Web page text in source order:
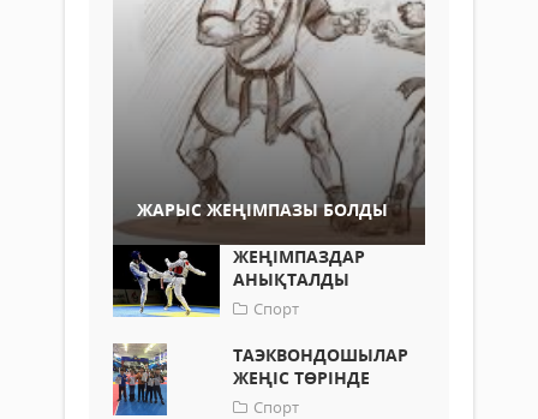
ЖАРЫС ЖЕҢІМПАЗЫ БОЛДЫ
ЖЕҢІМПАЗДАР
АНЫҚТАЛДЫ
Спорт
ТАЭКВОНДОШЫЛАР
ЖЕҢІС ТӨРІНДЕ
Спорт